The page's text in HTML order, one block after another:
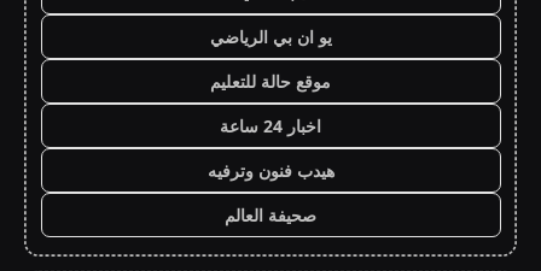
يو ان بي الرياضي
موقع حالة للتعليم
اخبار 24 ساعة
هيدب فنون وترفيه
صحيفة العالم